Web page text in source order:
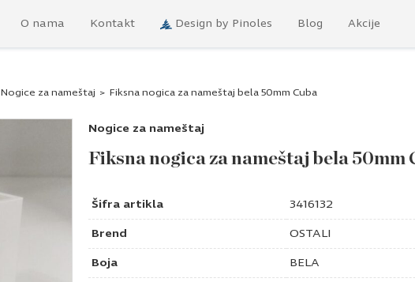
O nama Kontakt Design by Pinoles Blog Akcije
Nogice za nameštaj > Fiksna nogica za nameštaj bela 50mm Cuba
Nogice za nameštaj
Fiksna nogica za nameštaj bela 50mm
Šifra artikla 3416132
Brend OSTALI
Boja BELA